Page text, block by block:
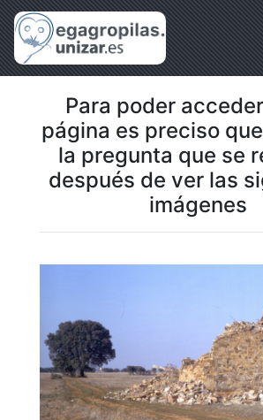
Para poder
página es preciso
la pregunta que se
después de ver las
imágenes